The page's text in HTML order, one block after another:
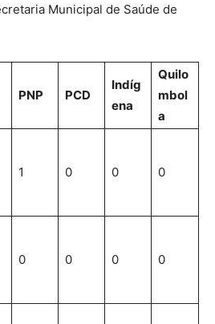
Municipal de Saúde de
PNP PCD
Indíg
ena
Quilo
mbol
a
1 0 0 0
0 0 0 0